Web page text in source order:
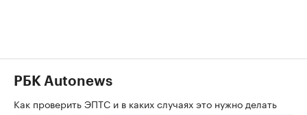
РБК Autonews
Как проверить ЭПТС и в каких случаях это нужно делать